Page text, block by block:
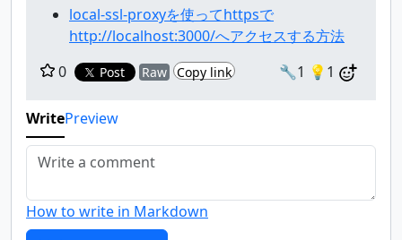
local-ssl-proxyを使ってhttpsで
http://localhost:3000/へアクセスする方法
0
Post Raw Copy link 🔧1 💡1
WritePreview
How to write in Markdown